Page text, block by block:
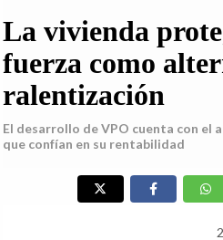
La vivienda
fuerza como
ralentización
El desarrollo de VPO cuenta con el
que confían en su rentabilidad